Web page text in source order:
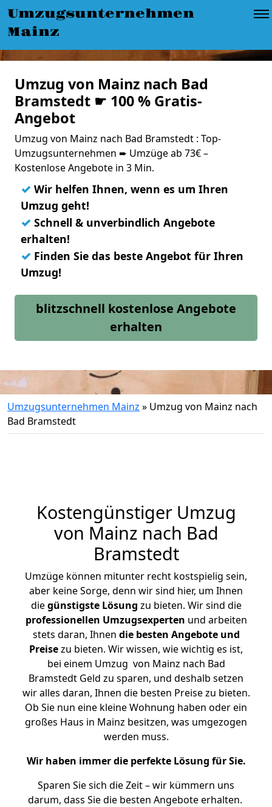
Umzugsunternehmen
Mainz
Umzug von Mainz nach Bad
Bramstedt ☛ 100 % Gratis-
Angebot
Umzug von Mainz nach Bad Bramstedt : Top-
Umzugsunternehmen ➨ Umzüge ab 73€ –
Kostenlose Angebote in 3 Min.
✓ Wir helfen Ihnen, wenn es um Ihren
Umzug geht!
✓ Schnell & unverbindlich Angebote
erhalten!
✓ Finden Sie das beste Angebot für Ihren
Umzug!
blitzschnell kostenlose Angebote
erhalten
Umzugsunternehmen Mainz » Umzug von Mainz nach
Bad Bramstedt
Kostengünstiger Umzug
von Mainz nach Bad
Bramstedt
Umzüge können mitunter recht kostspielig sein,
aber keine Sorge, denn wir sind hier, um Ihnen
diegünstigste Lösung zu bieten. Wir sind die
professionellen Umzugsexperten und arbeiten
stets daran, Ihnen die besten Angebote und
Preisezu bieten. Wir wissen, wie wichtig es ist,
bei einem Umzug von Mainz nach Bad
Bramstedt Geld zu sparen, und deshalb setzen
wir alles daran, Ihnen die besten Preise zu bieten.
Ob Sie nun eine kleine Wohnung haben oder ein
großes Haus in Mainz besitzen, was umgezogen
werden muss.
Wir haben immer die perfekte Lösung für Sie.
Sparen Sie sich die Zeit – wir kümmern uns
darum, dass Sie die besten Angebote erhalten.